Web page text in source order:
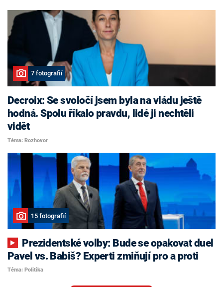
7 fotografií
Decroix: Se svoločí jsem byla na vládu ještě
hodná. Spolu říkalo pravdu, lidé ji nechtěli
vidět
Téma: Rozhovor
15 fotografií
Pavel vs. Babiš? Experti zmiňují pro a proti
Téma: Politika